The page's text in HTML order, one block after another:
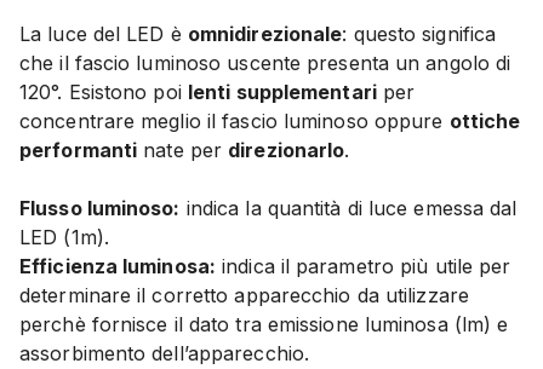
La luce del LED è omnidirezionale: questo significa
che il fascio luminoso uscente presenta un angolo di
120°. Esistono poi lenti supplementariper
concentrare meglio il fascio luminoso oppure ottiche
performanti nate per direzionarlo.
Flusso luminoso: indica la quantità di luce emessa dal
LED (1m).
Efficienza luminosa: indica il parametro più utile per
determinare il corretto apparecchio da utilizzare
perchè fornisce il dato tra emissione luminosa (lm) e
assorbimento dell’apparecchio.